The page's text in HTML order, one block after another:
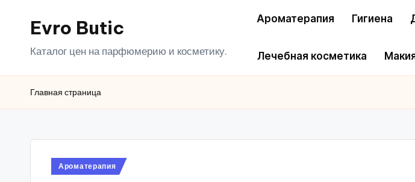
ПерейтиEvro Butic
Каталог цен на парфюмерию и косметику.
Ароматерапия Гигиена
Лечебная косметика
Главная страница
Опубликовано
Ароматерапия